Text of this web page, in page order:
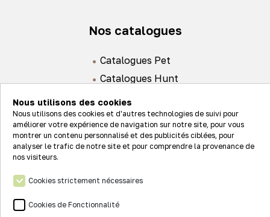
Nos catalogues
Catalogues Pet
Catalogues Hunt
Actualités
Connexion
Nos réseaux
Nous utilisons des cookies
Nous utilisons des cookies et d'autres technologies de suivi pour
améliorer votre expérience de navigation sur notre site, pour vous
montrer un contenu personnalisé et des publicités ciblées, pour
analyser le trafic de notre site et pour comprendre la provenance de
nos visiteurs.
Cookies strictement nécessaires
Cookies de Fonctionnalité